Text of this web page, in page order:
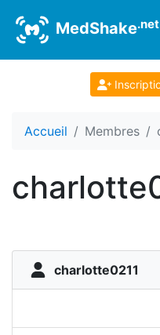
MedShake.net
Accueil Membres
charlotte0211